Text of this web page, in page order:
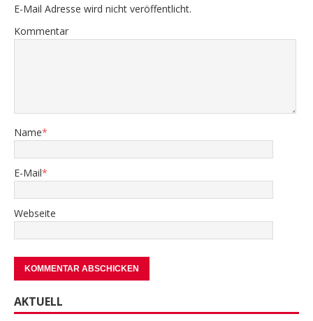
E-Mail Adresse wird nicht veröffentlicht.
Kommentar
Name*
E-Mail*
Webseite
AKTUELL